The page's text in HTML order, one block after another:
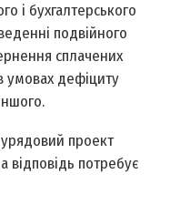
і бухгалтерського
подвійного
сплачених
умовах дефіциту
проект
відповідь потребує